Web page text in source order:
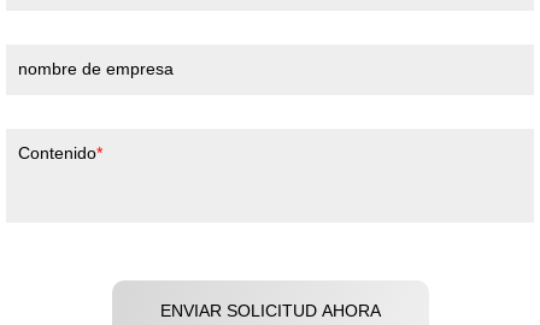
nombre de empresa
Contenido
ENVIAR SOLICITUD AHORA